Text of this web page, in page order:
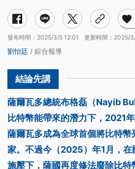
發布時間： 2025/3/5 12:01 更新時間： 2025/
劉怡廷 / 綜合報導
薩爾瓦多總統布格磊（Nayib
比特幣能帶來的潛力下，2021
薩爾瓦多成為全球首個將比特幣
家。不過今（2025）年1月，在
施壓下，薩國再度修法廢除比特